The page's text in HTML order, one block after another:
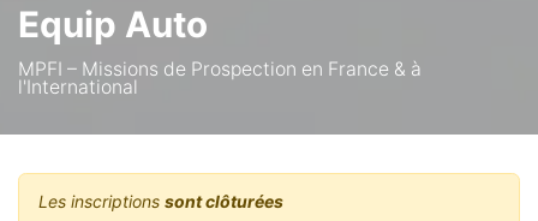
Equip Auto
MPFI – Missions de Prospection en France & à
l'International
Les inscriptions sont clôturées